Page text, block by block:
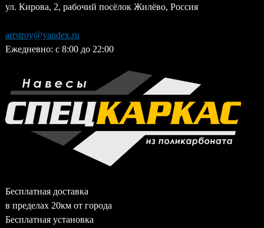
Jump
navigation
ул. Кирова, 2, рабочий посёлок Жилёво, Россия
arrstroy@yandex.ru
Ежедневно: с 8:00 до 22:00
Бесплатная доставка
в пределах 20км от города
Бесплатная установка